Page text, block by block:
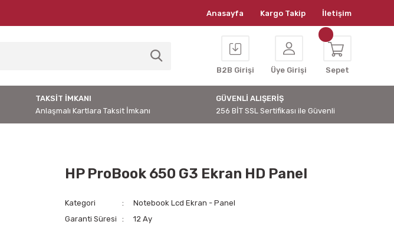
Anasayfa Kargo Takip İletişim
B2B Girişi Üye Girişi Sepet
TAKSİT İMKANI
Anlaşmalı Kartlara Taksit İmkanı
GÜVENLİ ALIŞERİŞ
256 BİT SSL Sertifikası ile Güvenli
HP ProBook 650 G3 Ekran HD Panel
Kategori
Notebook Lcd Ekran - Panel
Garanti Süresi
12 Ay